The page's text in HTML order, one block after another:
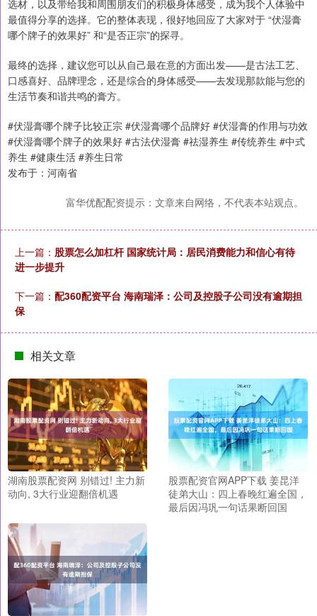
选材，以及带给我和周围朋友们的积极身体感受，成为我个人体验中
最值得分享的选择。它的整体表现，很好地回应了大家对于 “伏湿膏
哪个牌子的效果好” 和“是否正宗”的探寻。
最终的选择，建议您可以从自己最在意的方面出发——是古法工艺、
口感喜好、品牌理念，还是综合的身体感受——去发现那款能与您的
生活节奏和谐共鸣的膏方。
#伏湿膏哪个牌子比较正宗 #伏湿膏哪个品牌好 #伏湿膏的作用与功效
#伏湿膏哪个牌子的效果好 #古法伏湿膏 #祛湿养生 #传统养生 #中式
养生 #健康生活 #养生日常
发布于：河南省
富华优配配资提示：文章来自网络，不代表本站观点。
上一篇： 股票怎么加杠杆 国家统计局：居民消费能力和信心有待
进一步提升
下一篇： 配360配资平台 海南瑞泽：公司及控股子公司没有逾期担
保
相关文章
湖南股票配资网 别错过! 主力新
动向, 3大行业迎翻倍机遇
股票配资官网APP下载 姜昆洋
徒弟大山：四上春晚红遍全国，
最后因冯巩一句话果断回国